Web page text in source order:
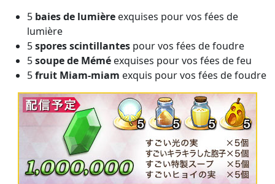
5 baies de lumière exquises pour vos fées de
lumière
5spores scintillantes pour vos fées de foudre
5soupe de Mémé exquises pour vos fées de feu
5fruit Miam-miam exquis pour vos fées de foudre